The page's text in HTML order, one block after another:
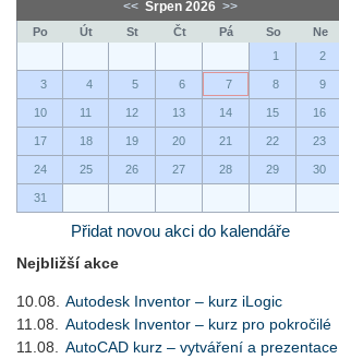
<< Srpen 2026 >>
Po Út St Čt Pá So
Ne
1
2
3 4 5 6 7 8 9
10 11 12 13 14 15 16
17 18 19 20 21 22 23
24 25 26 27 28 29 30
31
Přidat novou akci do kalendáře
Nejbližší akce
10.08.
Autodesk Inventor – kurz iLogic
11.08.
Autodesk Inventor – kurz pro pokročilé
11.08.
AutoCAD kurz – vytváření a prezentace